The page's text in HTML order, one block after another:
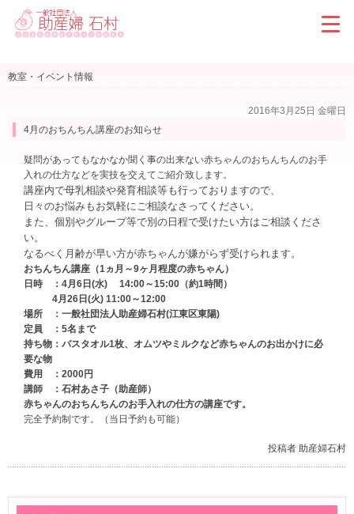
教室・イベント情報
2016年3月25日 金曜日
4月のおちんちん講座のお知らせ
疑問があってもなかなか聞く事の出来ない赤ちゃんのおちんちんのお手
入れの仕方などを実技を交えてご紹介致します。
講座内で母乳相談や発育相談等も行っておりますので、
日々のお悩みもお気軽にご相談なさってください。
また、個別やグループ等で別の日程で受けたい方はご相談くださ
い。
なるべく月齢が早い方が赤ちゃんが嫌がらず受けられます。
おちんちん講座（1ヵ月～9ヶ月程度の赤ちゃん）
日時 ：4月6日(水) 14:00～15:00（約1時間）
4月26日(火) 11:00～12:00
場所 ：一般社団法人助産婦石村(江東区東陽)
定員 ：5名まで
持ち物：バスタオル1枚、オムツやミルクなど赤ちゃんのお出かけに必
要な物
費用 ：2000円
講師 ：石村あさ子（助産師）
赤ちゃんのおちんちんのお手入れの仕方の講座です。
完全予約制です。（当日予約も可能）
投稿者 助産婦石村